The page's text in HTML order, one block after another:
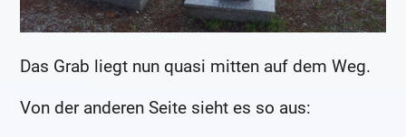
Das Grab liegt nun quasi mitten auf dem Weg.
Von der anderen Seite sieht es so aus: